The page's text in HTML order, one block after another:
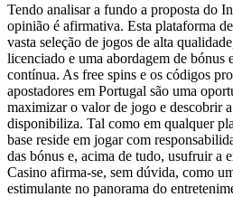
Tendo analisar a fundo a proposta do
opinião é afirmativa. Esta plataforma
vasta seleção de jogos de alta
licenciado e uma abordagem de bónus
contínua. As free spins e os códigos
apostadores em Portugal são uma
maximizar o valor de jogo e descobrir
disponibiliza. Tal como em qualquer
base reside em jogar com
das bónus e, acima de tudo, usufruir a
Casino afirma-se, sem dúvida, como
estimulante no panorama do